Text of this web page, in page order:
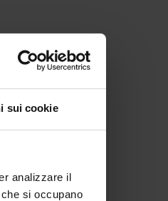
sui cookie
analizzare il
si occupano